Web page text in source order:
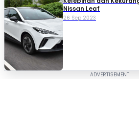
Nissan Leaf
26 Sep 2023